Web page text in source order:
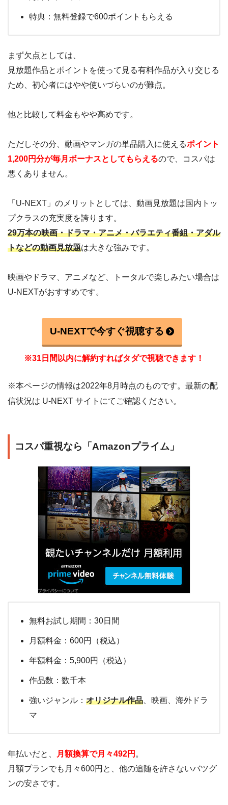
特典：無料登録で600ポイントもらえる
まず欠点としては、
見放題作品とポイントを使って見る有料作品が入り交じる
ため、初心者にはやや使いづらいのが難点。
他と比較して料金もやや高めです。
ただしその分、動画やマンガの単品購入に使えるポイント
1,200円分が毎月ボーナスとしてもらえるので、コスパは
悪くありません。
「U-NEXT」のメリットとしては、動画見放題は国内トッ
プクラスの充実度を誇ります。
29万本の映画・ドラマ・アニメ・バラエティ番組・アダル
トなどの動画見放題は大きな強みです。
映画やドラマ、アニメなど、トータルで楽しみたい場合は
U-NEXTがおすすめです。
U-NEXTで今すぐ視聴する
※31日間以内に解約すればタダで視聴できます！
※本ページの情報は2022年8月時点のものです。最新の配
信状況は U-NEXT サイトにてご確認ください。
コスパ重視なら「Amazonプライム」
無料お試し期間：30日間
月額料金：600円（税込）
年額料金：5,900円（税込）
作品数：数千本
強いジャンル： オリジナル作品 、映画、海外ドラ
マ
年払いだと、 月額換算で月々492円 。
月額プランでも月々600円と、他の追随を許さないバツグ
ンの安さです。